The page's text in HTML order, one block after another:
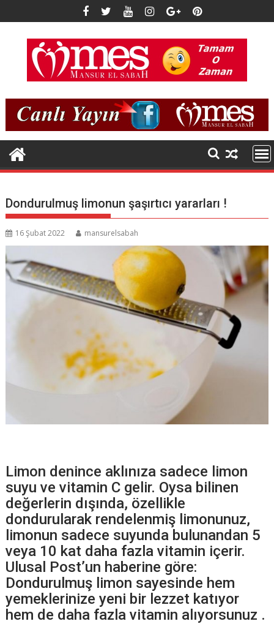
to
content
Dondurulmuş limonun şaşırtıcı yararları !
16 Şubat 2022 mansurelsabah
Limon denince aklınıza sadece limon
suyu ve vitamin C gelir. Oysa bilinen
değerlerin dışında, özellikle
dondurularak rendelenmiş limonunuz,
limonun sadece suyunda bulunandan 5
veya 10 kat daha fazla vitamin içerir.
Ulusal Post’un haberine göre:
Dondurulmuş limon sayesinde hem
yemeklerinize yeni bir lezzet katıyor
hem de daha fazla vitamin alıyorsunuz .